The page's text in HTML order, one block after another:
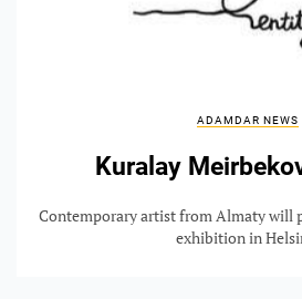
ADAMDAR NEWS
Kuralay
Contemporary artist from Almaty will
exhibition in